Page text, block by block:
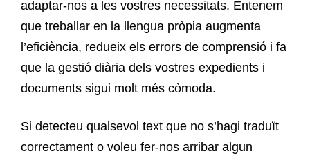
adaptar-nos a les vostres necessitats. Entenem
que treballar en la llengua pròpia augmenta
l’eficiència, redueix els errors de comprensió i fa
que la gestió diària dels vostres expedients i
documents sigui molt més còmoda.
Si detecteu qualsevol text que no s’hagi traduït
correctament o voleu fer-nos arribar algun